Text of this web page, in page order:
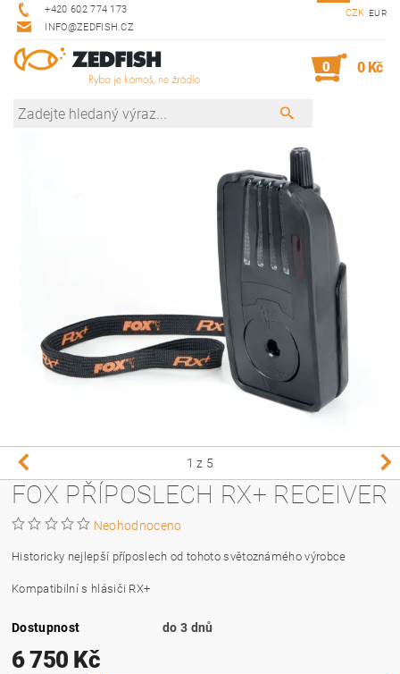
+420 602 774 173
INFO@ZEDFISH.CZ
CZK EUR
0 0 Kč
1 z 5
FOX PŘÍPOSLECH RX+ RECEIVER
Neohodnoceno
Historicky nejlepší příposlech od tohoto světoznámého výrobce
Kompatibilní s hlásiči RX+
Dostupnost do 3 dnů
6 750 Kč